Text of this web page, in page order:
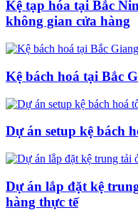
Kệ tạp hóa tại Bắc
không gian cửa hàng
Kệ bách hoá tại Bắc
Dự án setup kệ bách
Dự án lắp đặt kệ
hàng thực tế